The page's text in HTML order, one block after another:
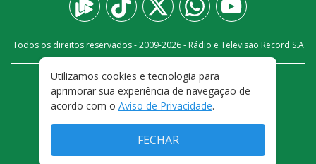
Todos os direitos reservados - 2009-2026- Rádio e Televisão Record S.A
FALE CONOSCO
PRIVACIDADE
TERMOS E CONDIÇÕES DE USO
Utilizamos cookies e tecnologia para
aprimorar sua experiência de navegação de
acordo com o Aviso de Privacidade.
FECHAR